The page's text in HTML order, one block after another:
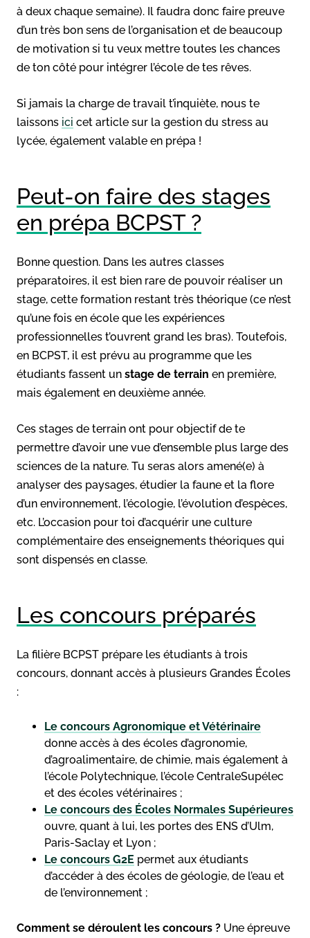
à deux chaque semaine). Il faudra donc faire preuve
d’un très bon sens de l’organisation et de beaucoup
de motivation si tu veux mettre toutes les chances
de ton côté pour intégrer l’école de tes rêves.
Si jamais la charge de travail t’inquiète, nous te
laissons ici cet article sur la gestion du stress au
lycée, également valable en prépa !
Peut-on faire des stages
en prépa BCPST ?
Bonne question. Dans les autres classes
préparatoires, il est bien rare de pouvoir réaliser un
stage, cette formation restant très théorique (ce n’est
qu’une fois en école que les expériences
professionnelles t’ouvrent grand les bras). Toutefois,
en BCPST, il est prévu au programme que les
étudiants fassent un stage de terrain en première,
mais également en deuxième année.
Ces stages de terrain ont pour objectif de te
permettre d’avoir une vue d’ensemble plus large des
sciences de la nature. Tu seras alors amené(e) à
analyser des paysages, étudier la faune et la flore
d’un environnement, l’écologie, l’évolution d’espèces,
etc. L’occasion pour toi d’acquérir une culture
complémentaire des enseignements théoriques qui
sont dispensés en classe.
Les concours préparés
La filière BCPST prépare les étudiants à trois
concours, donnant accès à plusieurs Grandes Écoles
:
Le concours Agronomique et Vétérinaire
donne accès à des écoles d’agronomie,
d’agroalimentaire, de chimie, mais également à
l’école Polytechnique, l’école CentraleSupélec
et des écoles vétérinaires ;
Le concours des Écoles Normales Supérieures
ouvre, quant à lui, les portes des ENS d’Ulm,
Paris-Saclay et Lyon ;
Le concours G2E permet aux étudiants
d’accéder à des écoles de géologie, de l’eau et
de l’environnement ;
Comment se déroulent les concours ? Une épreuve